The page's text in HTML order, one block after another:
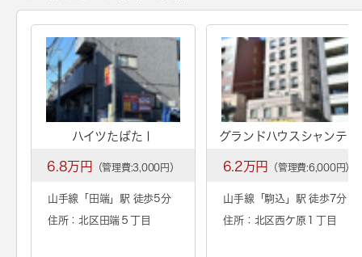
ハイツたばたⅠ
6.8万円 （管理費:3,000円）
山手線「 田端」駅 徒歩5分
住所：北区田端５丁目
グランドハウスシャンティ
6.2万円 （管理費:6,000円）
山手線「 駒込 」駅 徒歩7分
住所：北区西ケ原１丁目